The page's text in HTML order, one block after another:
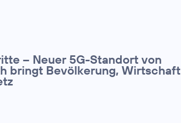
– Neuer 5G-Standort von
bringt Bevölkerung, Wirtschaft